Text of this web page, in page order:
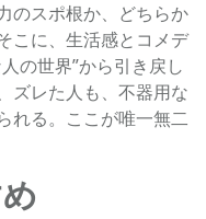
のスポ根か、どちらか
こに、生活感とコメデ
の世界”から引き戻し
ズレた人も、不器用な
れる。ここが唯一無二